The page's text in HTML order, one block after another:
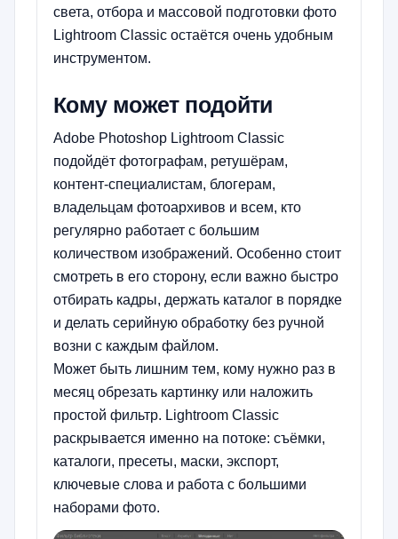
света, отбора и массовой подготовки фото
Lightroom Classic остаётся очень удобным
инструментом.
Кому может подойти
Adobe Photoshop Lightroom Classic
подойдёт фотографам, ретушёрам,
контент-специалистам, блогерам,
владельцам фотоархивов и всем, кто
регулярно работает с большим
количеством изображений. Особенно стоит
смотреть в его сторону, если важно быстро
отбирать кадры, держать каталог в порядке
и делать серийную обработку без ручной
возни с каждым файлом.
Может быть лишним тем, кому нужно раз в
месяц обрезать картинку или наложить
простой фильтр. Lightroom Classic
раскрывается именно на потоке: съёмки,
каталоги, пресеты, маски, экспорт,
ключевые слова и работа с большими
наборами фото.